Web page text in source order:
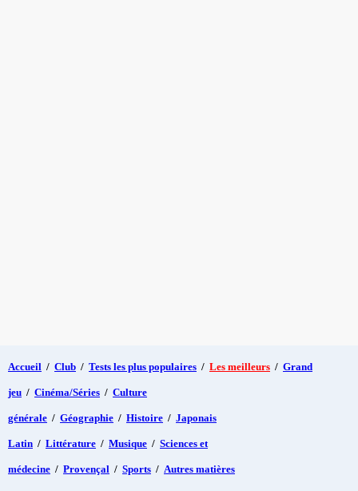
Accueil / Club / Tests les plus populaires / Les meilleurs / Grand
jeu / Cinéma/Séries / Culture
générale / Géographie / Histoire / Japonais
Latin / Littérature / Musique / Sciences et
médecine / Provençal / Sports / Autres matières